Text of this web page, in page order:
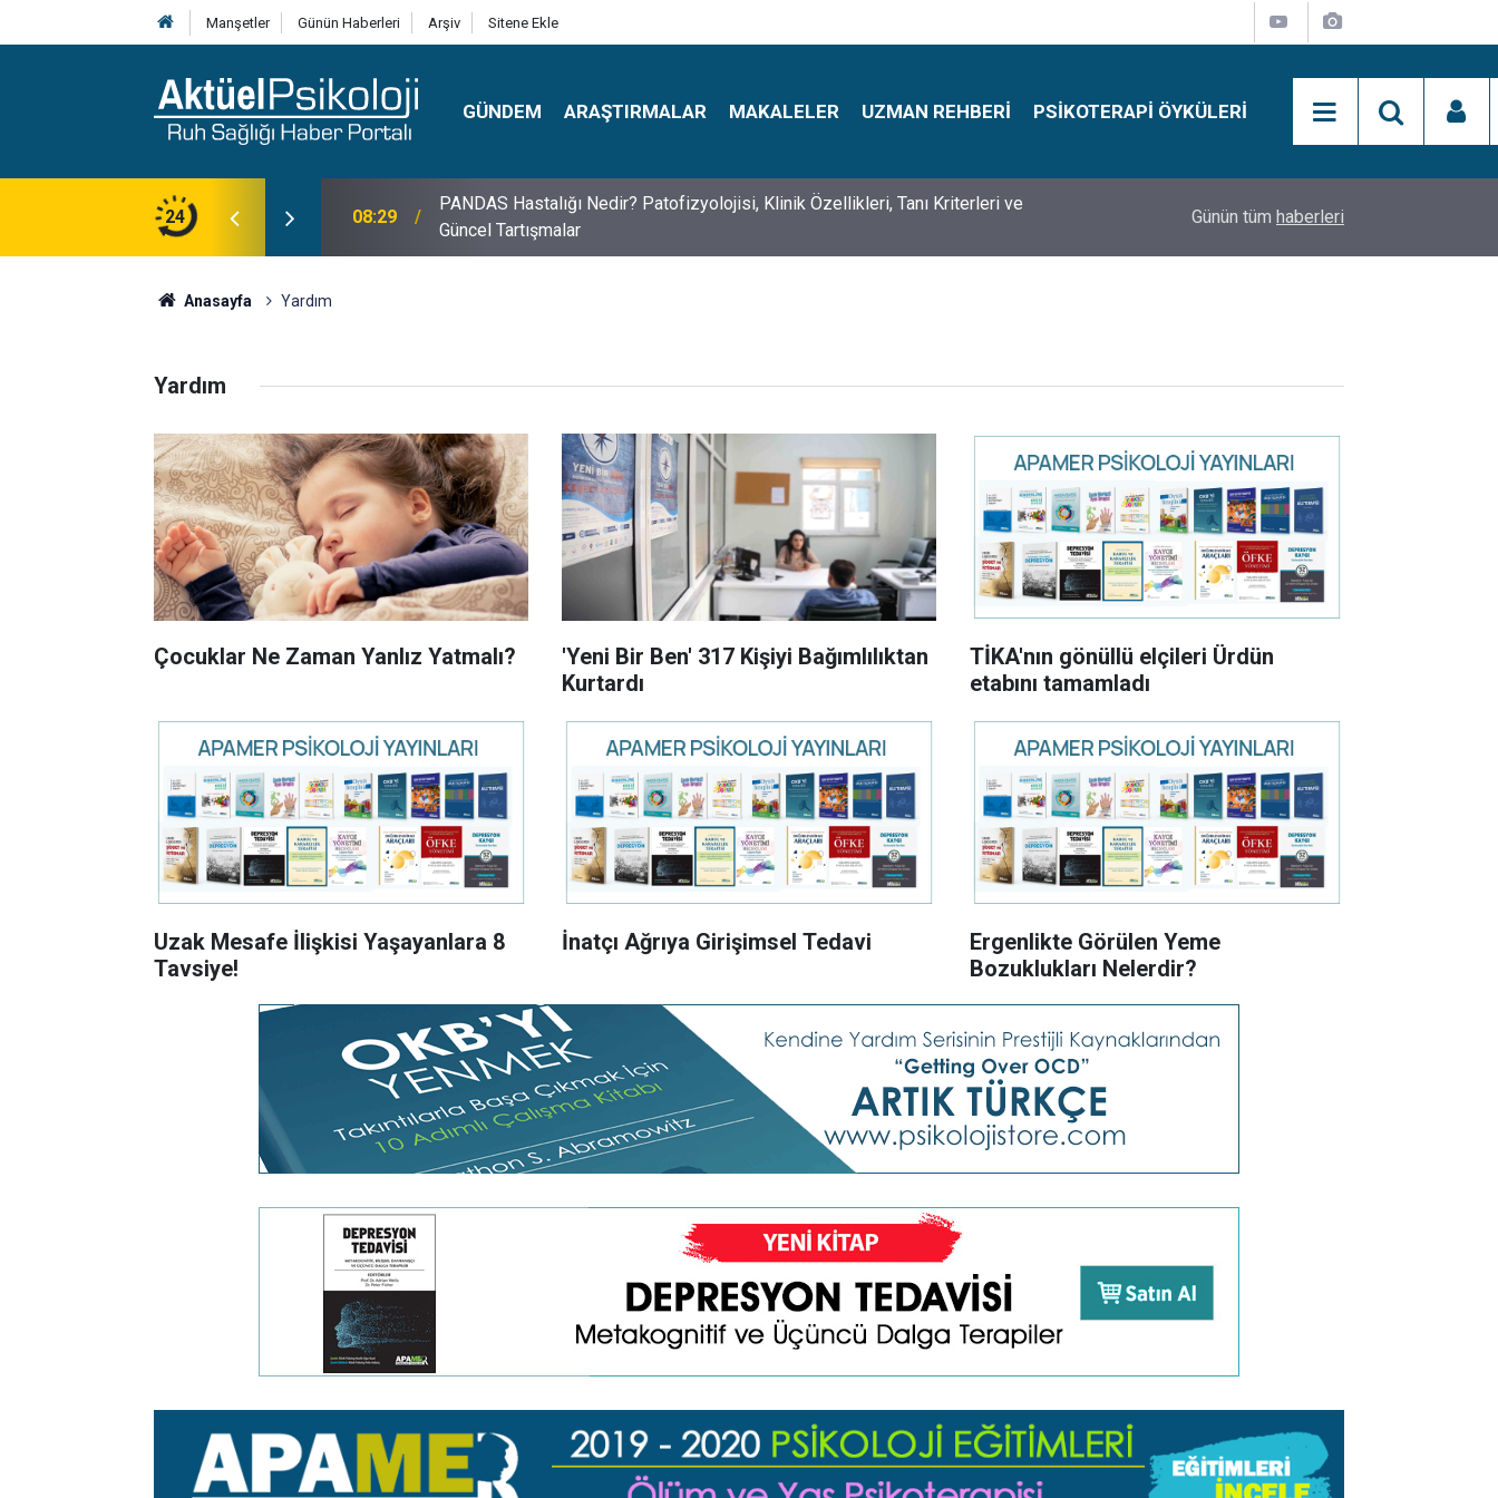
Manşetler Günün Haberleri Arşiv Sitene Ekle
GÜNDEM ARAŞTIRMALAR MAKALELER UZMAN REHBERI PSIKOTERAPI ÖYKÜLERI
24
Yağmur | Terapötik Hikâye 08:29
PANDAS Hastalığı Nedir? Patofizyolojisi, Klinik Özellikleri, Tanı Kriterleri ve
Güncel Tartışmalar
10 Mayıs Psikologlar Günü Nasıl Ortaya
Günün tüm haberleri
Anasayfa Yardım
Yardım
Çocuklar Ne Zaman Yanlız Yatmalı?
'Yeni Bir Ben' 317 Kişiyi Bağımlılıktan
Kurtardı
TİKA'nın gönüllü elçileri Ürdün
etabını tamamladı
Uzak Mesafe İlişkisi Yaşayanlara 8
Tavsiye!
İnatçı Ağrıya Girişimsel Tedavi
Ergenlikte Görülen Yeme
Bozuklukları Nelerdir?